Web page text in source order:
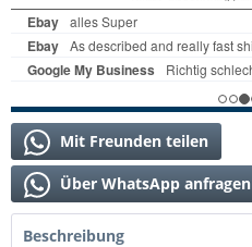
Mit Freunden teilen
Über WhatsApp anfragen
Beschreibung